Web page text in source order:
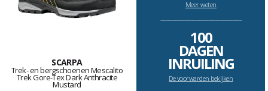
SCARPA
Trek- en bergschoenen Mescalito
Trek Gore-Tex Dark Anthracite
Mustard
Meer weten
--------------------------------------------------------------------
100
DAGEN
INRUILING
De voorwarden bekijken